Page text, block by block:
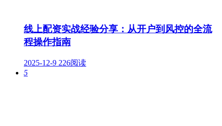
线上配资实战经验分享：从开户到风控的全流
程操作指南
2025-12-9 226阅读
5